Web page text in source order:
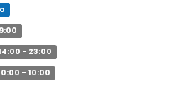
- 23:00
0:00 - 10:00